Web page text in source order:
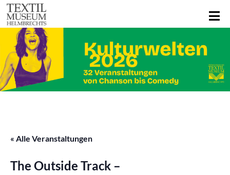
« Alle Veranstaltungen
The Outside Track –